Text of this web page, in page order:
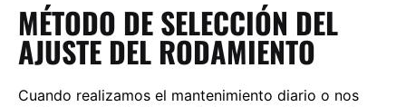
MÉTODO DE SELECCIÓN DEL
AJUSTE DEL RODAMIENTO
Cuando realizamos el mantenimiento diario o nos